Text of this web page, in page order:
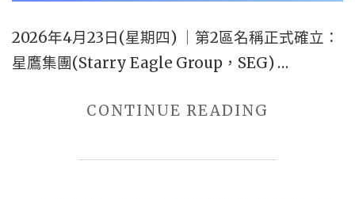
2026年4月23日(星期四) ｜第2區名稱正式確立：
星鷹集團(Starry Eagle Group，SEG) …
CONTINUE READING
4